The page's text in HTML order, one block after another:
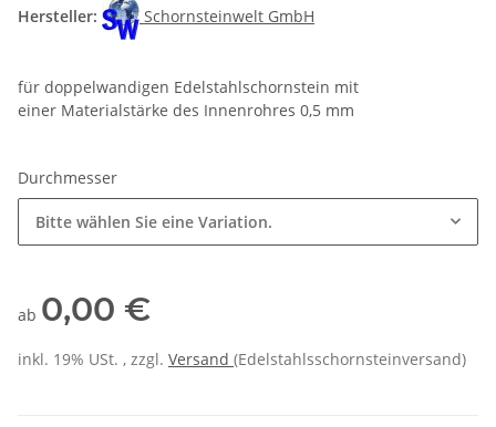
Hersteller:
Schornsteinwelt GmbH
für doppelwandigen Edelstahlschornstein mit
einer Materialstärke des Innenrohres 0,5 mm
Durchmesser
Bitte wählen Sie eine Variation.
ab 0,00 €
inkl. 19% USt. , zzgl. Versand (Edelstahlsschornsteinversand)